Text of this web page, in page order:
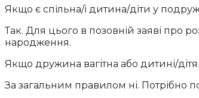
Якщо є спільна/і дитина/діти у
Так. Для цього в позовній заяві про
народження.
Якщо дружина вагітна або дитині/
За загальним правилом ні. Потрібно